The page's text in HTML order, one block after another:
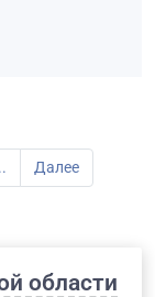
Далее
области